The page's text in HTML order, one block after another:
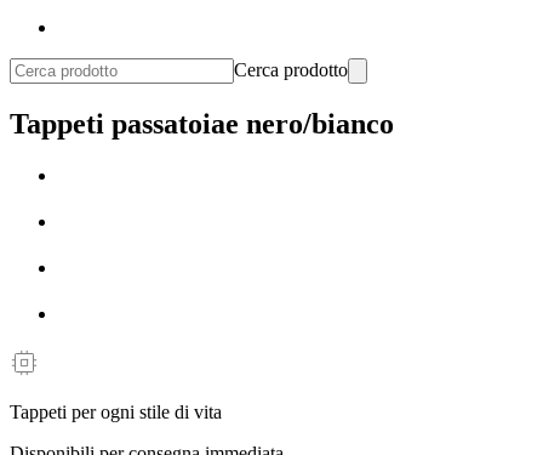
Cerca prodotto
Tappeti passatoiae nero/bianco
Tappeti per ogni stile di vita